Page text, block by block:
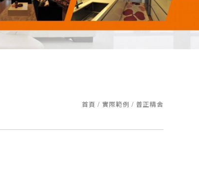
灣亮起來，榮譽志工特別專訪
證
照顧您的雙眼!
首頁 實際範例 普正精舍